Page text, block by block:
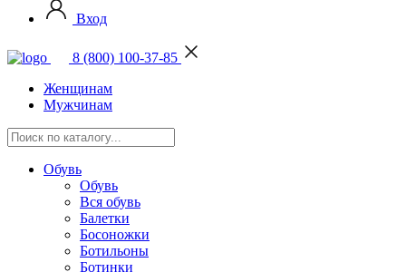
Вход
8 (800) 100-37-85
Женщинам
Мужчинам
Обувь
Обувь
Вся обувь
Балетки
Босоножки
Ботильоны
Ботинки